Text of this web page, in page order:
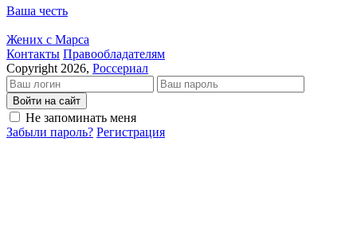
Ваша честь
Жених с Марса
Кон­так­ты Пра­во­об­ла­да­те­лям
Copyright 2026, Россериал
Войти на сайт
Не запоминать меня
Забыли пароль? Регистрация